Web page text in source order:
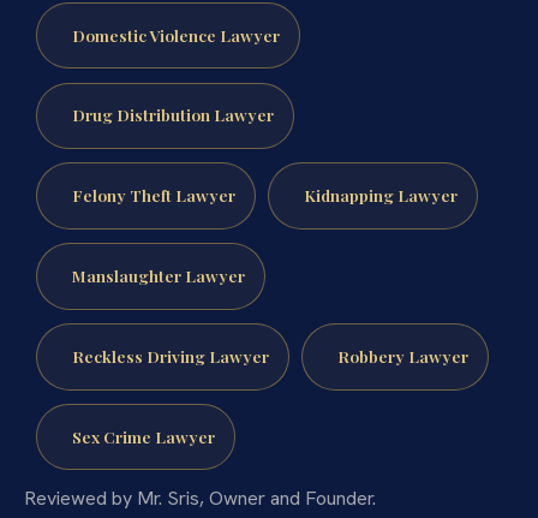
Domestic Violence Lawyer
Drug Distribution Lawyer
Felony Theft Lawyer Kidnapping Lawyer
Manslaughter Lawyer
Reckless Driving Lawyer Robbery Lawyer
Sex Crime Lawyer
Reviewed by Mr. Sris, Owner and Founder.